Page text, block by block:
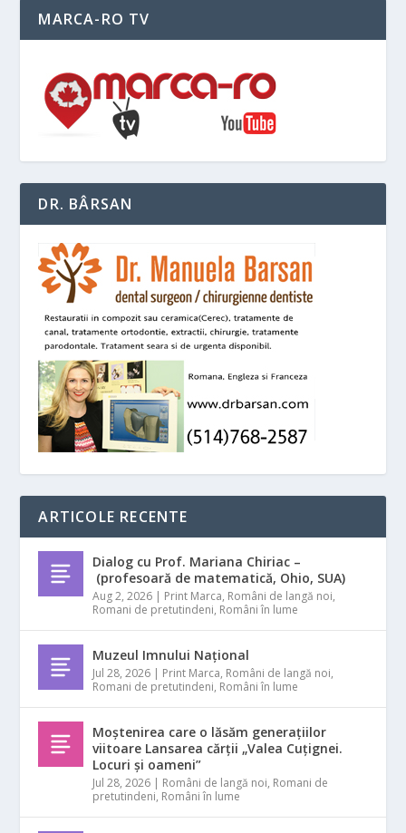
MARCA-RO TV
DR. BÂRSAN
ARTICOLE RECENTE
Dialog cu Prof. Mariana Chiriac –
(profesoară de matematică, Ohio, SUA)
Aug 2, 2026 | Print Marca, Români de langă noi,
Romani de pretutindeni, Români în lume
Muzeul Imnului Național
Jul 28, 2026 | Print Marca, Români de langă noi,
Romani de pretutindeni, Români în lume
Moștenirea care o lăsăm generațiilor
viitoare Lansarea cărții „Valea Cuțignei.
Locuri și oameni”
Jul 28, 2026 | Români de langă noi, Romani de
pretutindeni, Români în lume